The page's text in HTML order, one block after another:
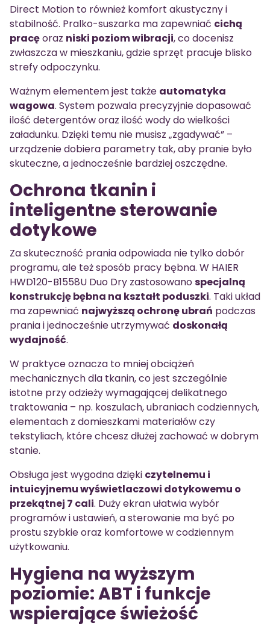
Direct Motion to również komfort akustyczny i
stabilność. Pralko-suszarka ma zapewniać cichą
pracęoraz niski poziom wibracji, co docenisz
zwłaszcza w mieszkaniu, gdzie sprzęt pracuje blisko
strefy odpoczynku.
Ważnym elementem jest także automatyka
wagowa. System pozwala precyzyjnie dopasować
ilość detergentów oraz ilość wody do wielkości
załadunku. Dzięki temu nie musisz „zgadywać” –
urządzenie dobiera parametry tak, aby pranie było
skuteczne, a jednocześnie bardziej oszczędne.
Ochrona tkanin i
inteligentne sterowanie
dotykowe
Za skuteczność prania odpowiada nie tylko dobór
programu, ale też sposób pracy bębna. W HAIER
HWD120-B1558U Duo Dry zastosowanospecjalną
konstrukcję bębna na kształt poduszki. Taki układ
ma zapewniać najwyższą ochronę ubrań podczas
prania i jednocześnie utrzymywać doskonałą
wydajność.
W praktyce oznacza to mniej obciążeń
mechanicznych dla tkanin, co jest szczególnie
istotne przy odzieży wymagającej delikatnego
traktowania – np. koszulach, ubraniach codziennych,
elementach z domieszkami materiałów czy
tekstyliach, które chcesz dłużej zachować w dobrym
stanie.
Obsługa jest wygodna dzięki czytelnemu i
intuicyjnemu wyświetlaczowi dotykowemu o
przekątnej 7 cali. Duży ekran ułatwia wybór
programów i ustawień, a sterowanie ma być po
prostu szybkie oraz komfortowe w codziennym
użytkowaniu.
Hygiena na wyższym
poziomie: ABT i funkcje
wspierające świeżość